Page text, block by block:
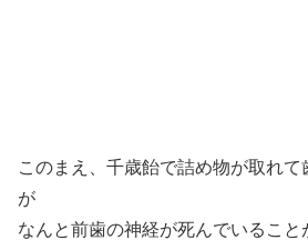
このまえ、千歳飴で詰め物が取れ
が
なんと前歯の神経が死んでいること